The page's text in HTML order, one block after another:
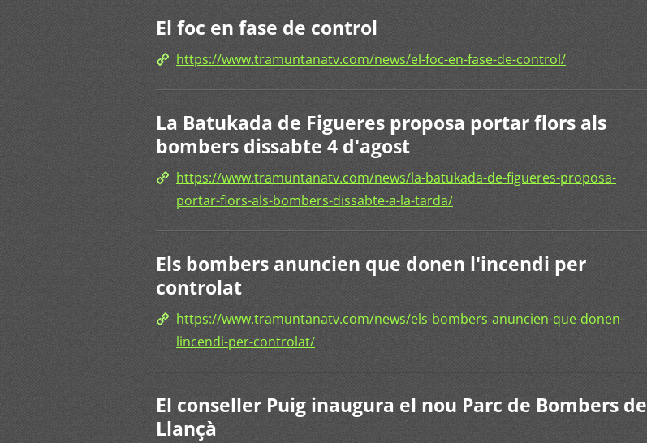
El foc en fase de control
https://www.tramuntanatv.com/news/el-foc-en-fase-de-control/
La Batukada de Figueres proposa portar flors als
bombers dissabte 4 d'agost
https://www.tramuntanatv.com/news/la-batukada-de-figueres-proposa-
portar-flors-als-bombers-dissabte-a-la-tarda/
Els bombers anuncien que donen l'incendi per
controlat
https://www.tramuntanatv.com/news/els-bombers-anuncien-que-donen-
lincendi-per-controlat/
El conseller Puig inaugura el nou Parc de Bombers de
Llançà